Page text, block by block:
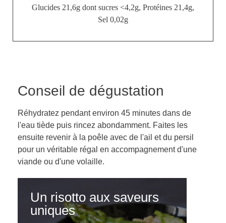
Glucides 21,6g dont sucres <4,2g, Protéines 21,4g,
Sel 0,02g
Conseil de dégustation
Réhydratez pendant environ 45 minutes dans de
l'eau tiède puis rincez abondamment. Faites les
ensuite revenir à la poêle avec de l'ail et du persil
pour un véritable régal en accompagnement d'une
viande ou d'une volaille.
Un risotto aux saveurs
uniques